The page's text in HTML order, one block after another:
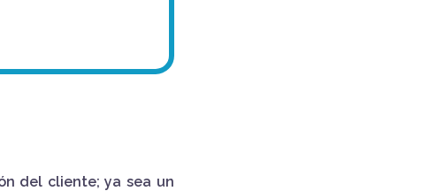
del cliente; ya sea un